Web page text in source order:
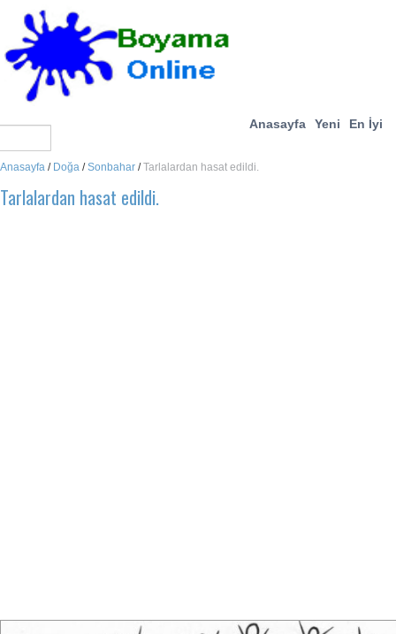
Anasayfa Yeni En İyi
Anasayfa / Doğa /Sonbahar /Tarlalardan hasat edildi.
Tarlalardan hasat edildi.